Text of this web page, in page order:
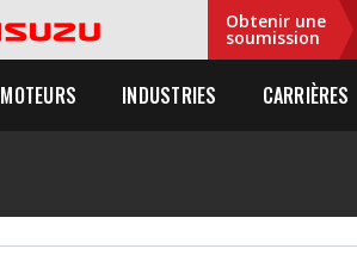
Obtenir une
soumission
MOTEURS INDUSTRIES CARRIÈRES